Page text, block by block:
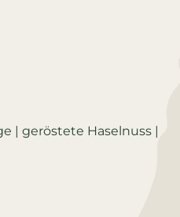
| geröstete Haselnuss |